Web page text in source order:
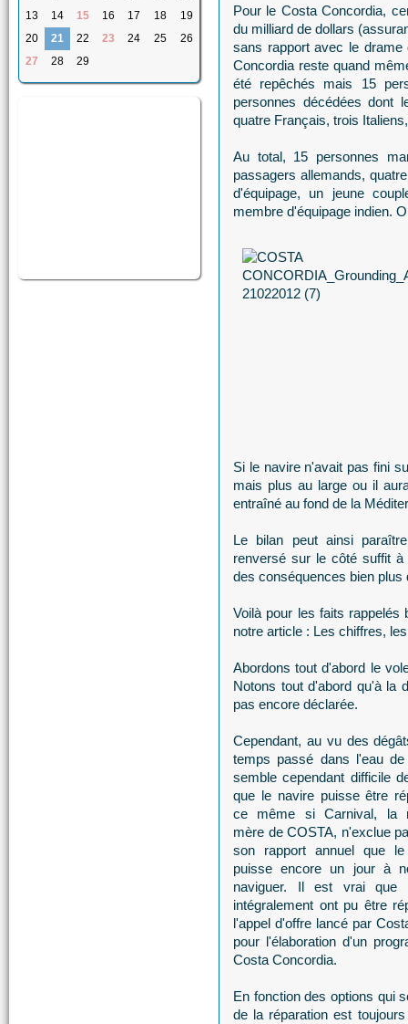
13
14 15 16 17 18
19
20
21 22 23 24 25
26
27
28 29
Pour le Costa Concordia,
du milliard de dollars
sans rapport avec le drame
Concordia reste quand
été repêchés mais 15
personnes décédées dont
quatre Français, trois
Au total, 15 personnes
passagers allemands,
d'équipage, un jeune
membre d'équipage indien.
Si le navire n'avait pas fini
mais plus au large ou il
entraîné au fond de la
Le bilan peut ainsi
renversé sur le côté suffit
des conséquences bien plus
Voilà pour les faits rappelés
notre article : Les chiffres,
Abordons tout d'abord le
Notons tout d'abord qu'à la
pas encore déclarée.
Cependant, au vu des
temps passé dans l'eau
semble cependant difficile
que le navire puisse être
ce même si Carnival, la
mère de COSTA, n'exclue
son rapport annuel que le
puisse encore un jour à
naviguer. Il est vrai que
intégralement ont pu être
l'appel d'offre lancé par
pour l'élaboration d'un
Costa Concordia.
En fonction des options qui
de la réparation est